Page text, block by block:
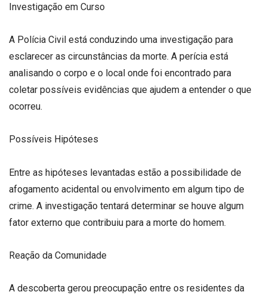
Investigação em Curso
A Polícia Civil está conduzindo uma investigação para
esclarecer as circunstâncias da morte. A perícia está
analisando o corpo e o local onde foi encontrado para
coletar possíveis evidências que ajudem a entender o que
ocorreu.
Possíveis Hipóteses
Entre as hipóteses levantadas estão a possibilidade de
afogamento acidental ou envolvimento em algum tipo de
crime. A investigação tentará determinar se houve algum
fator externo que contribuiu para a morte do homem.
Reação da Comunidade
A descoberta gerou preocupação entre os residentes da